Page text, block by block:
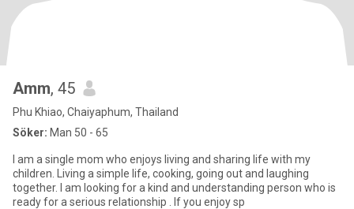
Amm, 45
Phu Khiao, Chaiyaphum, Thailand
Söker: Man 50 - 65
I am a single mom who enjoys living and sharing life with my
children. Living a simple life, cooking, going out and laughing
together. I am looking for a kind and understanding person who is
ready for a serious relationship . If you enjoy sp